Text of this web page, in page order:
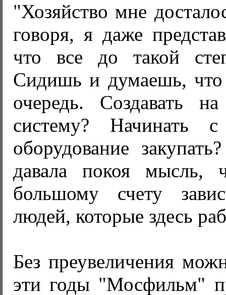
"Хозяйство мне
говоря, я даже
что все до такой
Сидишь и думаешь, что
очередь. Создавать
систему? Начинать
оборудование
давала покоя
большому счету
людей, которые здесь
Без преувеличения
эти годы "Мосфильм"